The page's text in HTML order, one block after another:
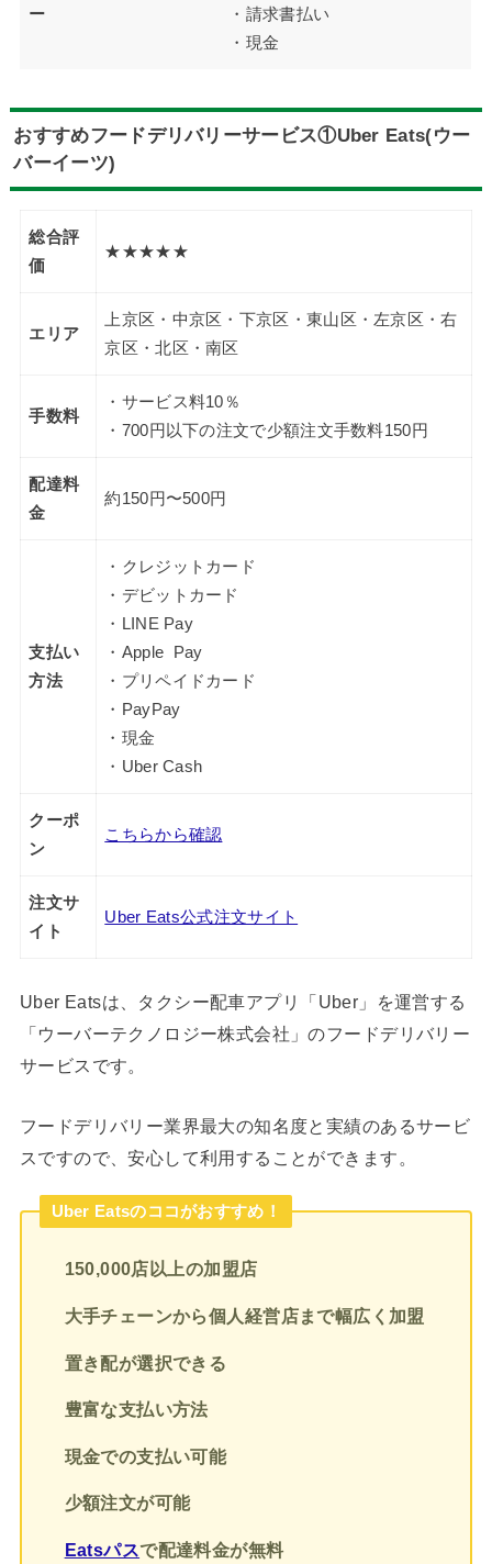
ー
・請求書払い
・現金
おすすめフードデリバリーサービス①Uber Eats(ウー
バーイーツ)
総合評
価
★★★★★
エリア
上京区・中京区・下京区・東山区・左京区・右
京区・北区・南区
手数料
・サービス料10％
・700円以下の注文で少額注文手数料150円
配達料
金
約150円〜500円
支払い
方法
・クレジットカード
・デビットカード
・LINE Pay
・Apple Pay
・プリペイドカード
・PayPay
・現金
・Uber Cash
クーポ
ン
こちらから確認
注文サ
イト
Uber Eats公式注文サイト
Uber Eatsは、タクシー配車アプリ「Uber」を運営する
「ウーバーテクノロジー株式会社」のフードデリバリー
サービスです。
フードデリバリー業界最大の知名度と実績のあるサービ
スですので、安心して利用することができます。
Uber Eatsのココがおすすめ！
150,000店以上の加盟店
大手チェーンから個人経営店まで幅広く加盟
置き配が選択できる
豊富な支払い方法
現金での支払い可能
少額注文が可能
Eatsパスで配達料金が無料